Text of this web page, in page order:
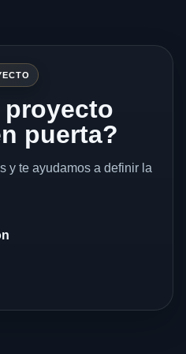
proyecto
puerta?
y te ayudamos a definir la